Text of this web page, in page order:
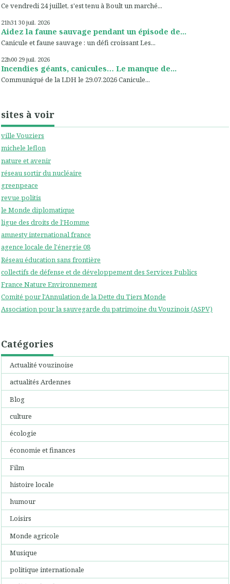
Ce vendredi 24 juillet, s'est tenu à Boult un marché...
21h31 30 juil. 2026
Aidez la faune sauvage pendant un épisode de...
Canicule et faune sauvage : un défi croissant Les...
22h00 29 juil. 2026
Incendies géants, canicules… Le manque de...
Communiqué de la LDH le 29.07.2026 Canicule...
sites à voir
ville Vouziers
michele leflon
nature et avenir
réseau sortir du nucléaire
greenpeace
revue politis
le Monde diplomatique
ligue des droits de l'Homme
amnesty international france
agence locale de l'énergie 08
Réseau éducation sans frontière
collectifs de défense et de développement des Services Publics
France Nature Environnement
Comité pour l'Annulation de la Dette du Tiers Monde
Association pour la sauvegarde du patrimoine du Vouzinois (ASPV)
Catégories
Actualité vouzinoise
actualités Ardennes
Blog
culture
écologie
économie et finances
Film
histoire locale
humour
Loisirs
Monde agricole
Musique
politique internationale